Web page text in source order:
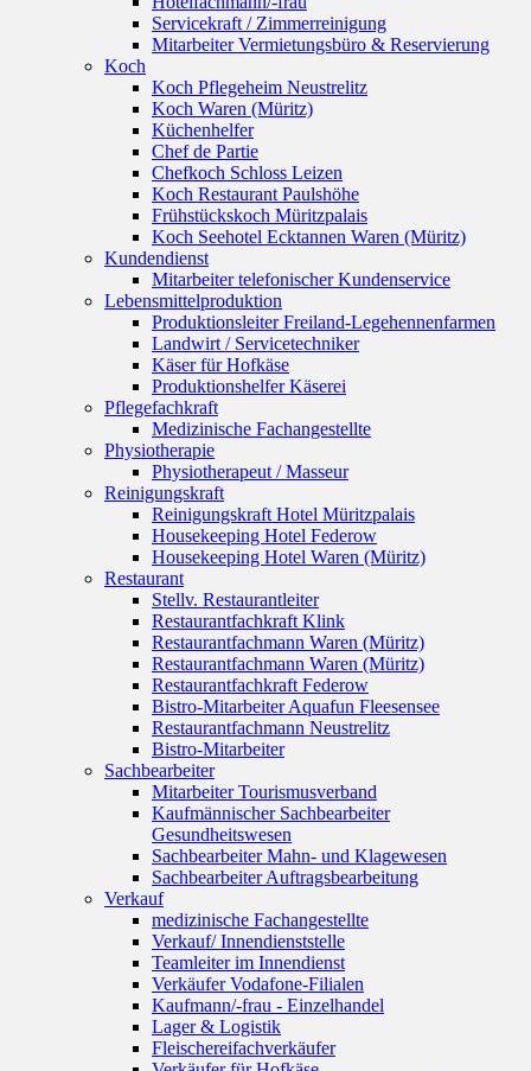
Servicekraft / Zimmerreinigung
Mitarbeiter Vermietungsbüro & Reservierung
Koch
Koch Pflegeheim Neustrelitz
Koch Waren (Müritz)
Küchenhelfer
Chef de Partie
Chefkoch Schloss Leizen
Koch Restaurant Paulshöhe
Frühstückskoch Müritzpalais
Koch Seehotel Ecktannen Waren (Müritz)
Kundendienst
Mitarbeiter telefonischer Kundenservice
Lebensmittelproduktion
Produktionsleiter Freiland-Legehennenfarmen
Landwirt / Servicetechniker
Käser für Hofkäse
Produktionshelfer Käserei
Pflegefachkraft
Medizinische Fachangestellte
Physiotherapie
Physiotherapeut / Masseur
Reinigungskraft
Reinigungskraft Hotel Müritzpalais
Housekeeping Hotel Federow
Housekeeping Hotel Waren (Müritz)
Restaurant
Stellv. Restaurantleiter
Restaurantfachkraft Klink
Restaurantfachmann Waren (Müritz)
Restaurantfachmann Waren (Müritz)
Restaurantfachkraft Federow
Bistro-Mitarbeiter Aquafun Fleesensee
Restaurantfachmann Neustrelitz
Bistro-Mitarbeiter
Sachbearbeiter
Mitarbeiter Tourismusverband
Kaufmännischer Sachbearbeiter
Gesundheitswesen
Sachbearbeiter Mahn- und Klagewesen
Sachbearbeiter Auftragsbearbeitung
Verkauf
medizinische Fachangestellte
Verkauf/ Innendienststelle
Teamleiter im Innendienst
Verkäufer Vodafone-Filialen
Kaufmann/-frau - Einzelhandel
Lager & Logistik
Fleischereifachverkäufer